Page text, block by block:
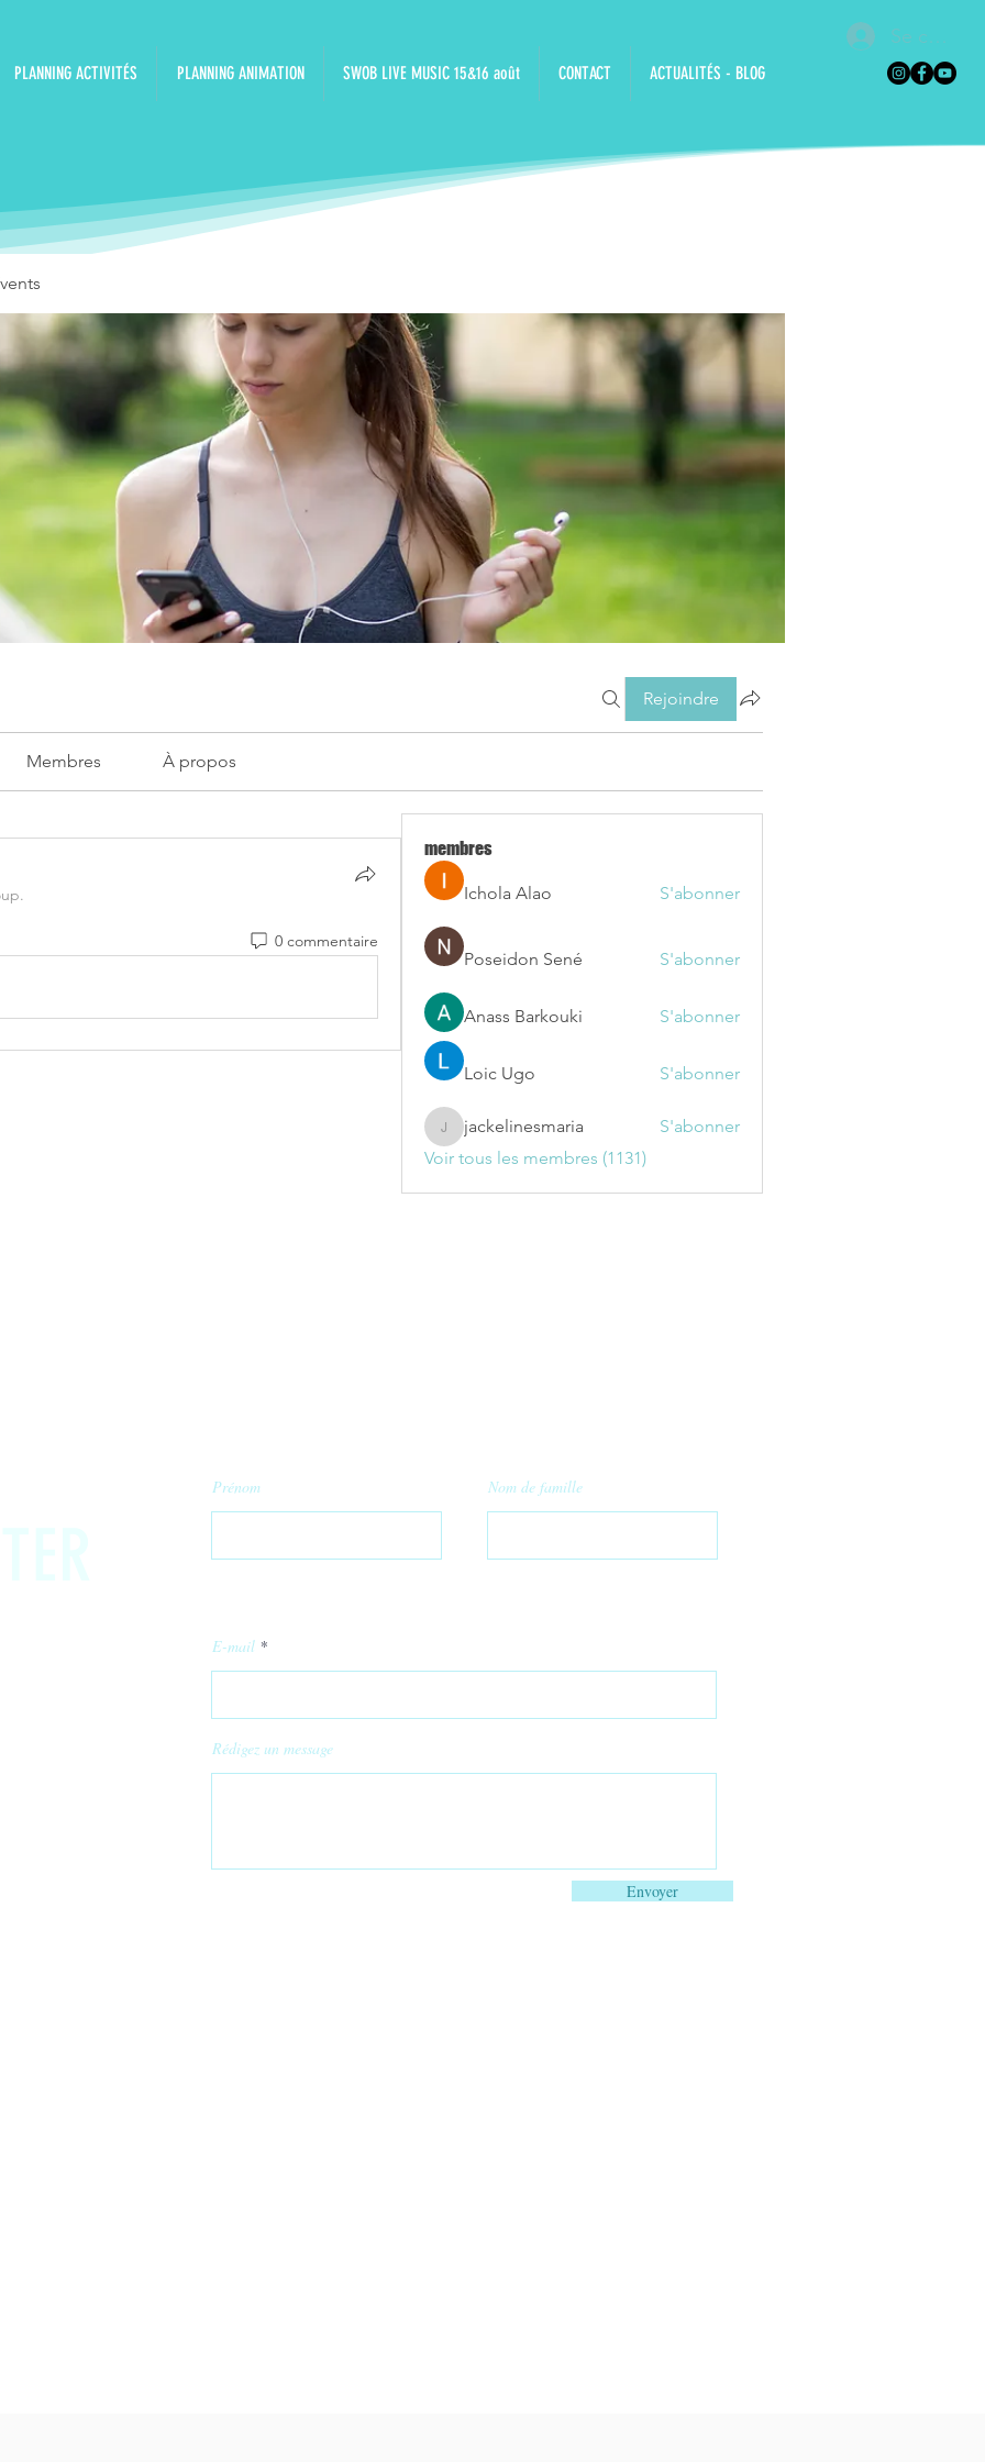
Se
PLANNING ACTIVITÉS PLANNING ANIMATION SWOB LIVE MUSIC 15&16 août CONTACT ACTUALITÉS - BLOG
Rejoindre
Membres À propos
0 commentaire
membres
Ichola Alao S'abonner
Poseidon Sené S'abonner
Anass Barkouki S'abonner
Loic Ugo S'abonner
jackelinesmaria
jackelinesmaria
S'abonner
Voir tous les membres (1131)
Prénom Nom de famille
E-mail
Rédigez un message
Envoyer